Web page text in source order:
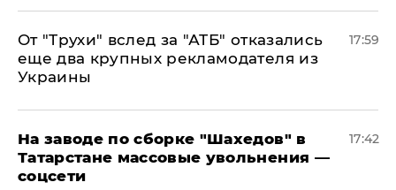
От "Трухи" вслед за "АТБ" отказались
еще два крупных рекламодателя из
Украины
17:59
На заводе по сборке "Шахедов" в
Татарстане массовые увольнения —
соцсети
17:42